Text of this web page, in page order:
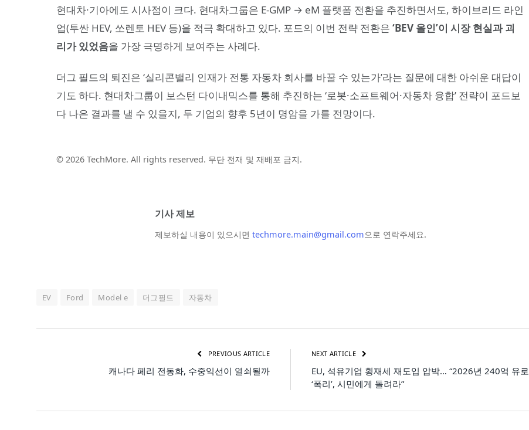
현대차·기아에도 시사점이 크다. 현대차그룹은 E-GMP → eM 플랫폼 전환을 추진하면서도, 하이브리드 라인
업(투싼 HEV, 쏘렌토 HEV 등)을 적극 확대하고 있다. 포드의 이번 전략 전환은‘BEV 올인’이 시장 현실과 괴
리가 있었음을 가장 극명하게 보여주는 사례다.
더그 필드의 퇴진은 ‘실리콘밸리 인재가 전통 자동차 회사를 바꿀 수 있는가’라는 질문에 대한 아쉬운 대답이
기도 하다. 현대차그룹이 보스턴 다이내믹스를 통해 추진하는 ‘로봇·소프트웨어·자동차 융합’ 전략이 포드보
다 나은 결과를 낼 수 있을지, 두 기업의 향후 5년이 명암을 가를 전망이다.
© 2026 TechMore. All rights reserved. 무단 전재 및 재배포 금지.
기사 제보
제보하실 내용이 있으시면 techmore.main@gmail.com으로 연락주세요.
EV Ford Model e 더그필드 자동차
PREVIOUS ARTICLE
캐나다 페리 전동화, 수중익선이 열쇠될까
NEXT ARTICLE
EU, 석유기업 횡재세 재도입 압박… “2026년 240억 유로
‘폭리’, 시민에게 돌려라”